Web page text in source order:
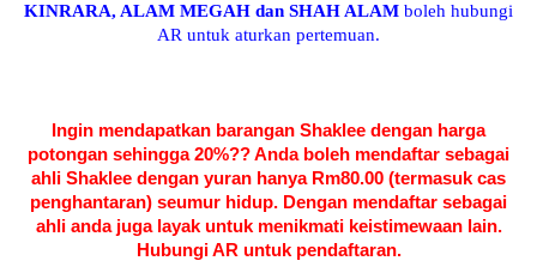
KINRARA, ALAM MEGAH dan SHAH ALAM boleh hubungi
AR untuk aturkan pertemuan.
Ingin mendapatkan barangan Shaklee dengan harga
potongan sehingga 20%?? Anda boleh mendaftar sebagai
ahli Shaklee dengan yuran hanya Rm80.00 (termasuk cas
penghantaran) seumur hidup. Dengan mendaftar sebagai
ahli anda juga layak untuk menikmati keistimewaan lain.
Hubungi AR untuk pendaftaran.